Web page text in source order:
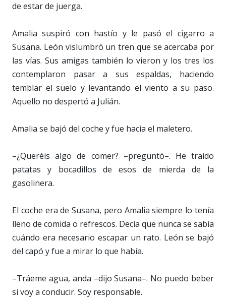
de estar de juerga.
Amalia suspiró con hastío y le pasó el cigarro a
Susana. León vislumbró un tren que se acercaba por
las vías. Sus amigas también lo vieron y los tres los
contemplaron pasar a sus espaldas, haciendo
temblar el suelo y levantando el viento a su paso.
Aquello no despertó a Julián.
Amalia se bajó del coche y fue hacia el maletero.
–¿Queréis algo de comer? –preguntó–. He traído
patatas y bocadillos de esos de mierda de la
gasolinera.
El coche era de Susana, pero Amalia siempre lo tenía
lleno de comida o refrescos. Decía que nunca se sabía
cuándo era necesario escapar un rato. León se bajó
del capó y fue a mirar lo que había.
–Tráeme agua, anda –dijo Susana–. No puedo beber
si voy a conducir. Soy responsable.